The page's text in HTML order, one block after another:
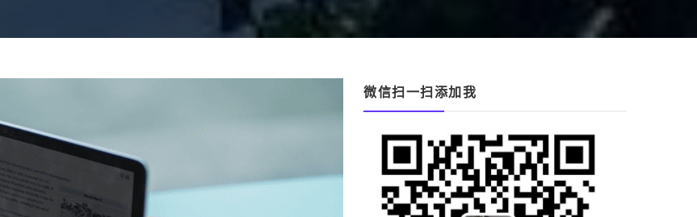
微信扫一扫添加我